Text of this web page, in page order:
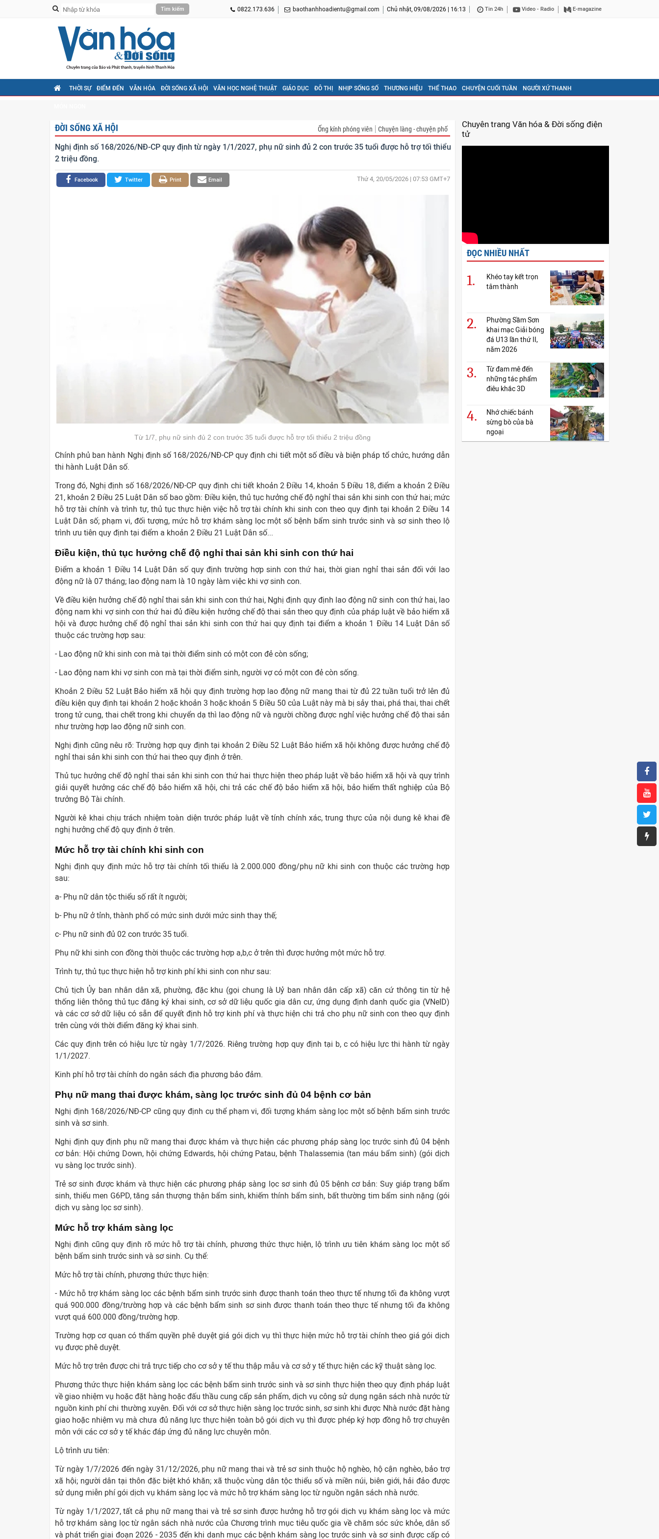
0822.173.636 baothanhhoadientu@gmail.com Chủ nhật, 09/08/2026 | 16:13 Tin 24h Video - Radio E-magazine
THỜI SỰ ĐIỂM ĐẾN VĂN HÓA ĐỜI SỐNG XÃ HỘI VĂN HỌC NGHỆ THUẬT GIÁO DỤC ĐÔ THỊ NHỊP SỐNG SỐ THƯƠNG HIỆU THỂ THAO CHUYỆN CUỐI TUẦN NGƯỜI XỨ THANH
ĐỜI SỐNG XÃ HỘI Ống kính phóng viên Chuyện làng - chuyện phố
Nghị định số 168/2026/NĐ-CP quy định từ ngày 1/1/2027, phụ nữ sinh đủ 2 con trước 35 tuổi được hỗ trợ tối thiểu
2 triệu đồng.
Email
Print
Twitter
Facebook Thứ 4, 20/05/2026 | 07:53 GMT+7
Từ 1/7, phụ nữ sinh đủ 2 con trước 35 tuổi được hỗ trợ tối thiểu 2 triệu đồng
Chính phủ ban hành Nghị định số 168/2026/NĐ-CP quy định chi tiết một số điều và biện pháp tổ chức, hướng dẫn
thi hành Luật Dân số.
Trong đó, Nghị định số 168/2026/NĐ-CP quy định chi tiết khoản 2 Điều 14, khoản 5 Điều 18, điểm a khoản 2 Điều
21, khoản 2 Điều 25 Luật Dân số bao gồm: Điều kiện, thủ tục hưởng chế độ nghỉ thai sản khi sinh con thứ hai; mức
hỗ trợ tài chính và trình tự, thủ tục thực hiện việc hỗ trợ tài chính khi sinh con theo quy định tại khoản 2 Điều 14
Luật Dân số; phạm vi, đối tượng, mức hỗ trợ khám sàng lọc một số bệnh bẩm sinh trước sinh và sơ sinh theo lộ
trình ưu tiên quy định tại điểm a khoản 2 Điều 21 Luật Dân số...
Điều kiện, thủ tục hưởng chế độ nghỉ thai sản khi sinh con thứ hai
Điểm a khoản 1 Điều 14 Luật Dân số quy định trường hợp sinh con thứ hai, thời gian nghỉ thai sản đối với lao
động nữ là 07 tháng; lao động nam là 10 ngày làm việc khi vợ sinh con.
Về điều kiện hưởng chế độ nghỉ thai sản khi sinh con thứ hai, Nghị định quy định lao động nữ sinh con thứ hai, lao
động nam khi vợ sinh con thứ hai đủ điều kiện hưởng chế độ thai sản theo quy định của pháp luật về bảo hiểm xã
hội và được hưởng chế độ nghỉ thai sản khi sinh con thứ hai quy định tại điểm a khoản 1 Điều 14 Luật Dân số
thuộc các trường hợp sau:
- Lao động nữ khi sinh con mà tại thời điểm sinh có một con đẻ còn sống;
- Lao động nam khi vợ sinh con mà tại thời điểm sinh, người vợ có một con đẻ còn sống.
Khoản 2 Điều 52 Luật Bảo hiểm xã hội quy định trường hợp lao động nữ mang thai từ đủ 22 tuần tuổi trở lên đủ
điều kiện quy định tại khoản 2 hoặc khoản 3 hoặc khoản 5 Điều 50 của Luật này mà bị sảy thai, phá thai, thai chết
trong tử cung, thai chết trong khi chuyển dạ thì lao động nữ và người chồng được nghỉ việc hưởng chế độ thai sản
như trường hợp lao động nữ sinh con.
Nghị định cũng nêu rõ: Trường hợp quy định tại khoản 2 Điều 52 Luật Bảo hiểm xã hội không được hưởng chế độ
nghỉ thai sản khi sinh con thứ hai theo quy định ở trên.
Thủ tục hưởng chế độ nghỉ thai sản khi sinh con thứ hai thực hiện theo pháp luật về bảo hiểm xã hội và quy trình
giải quyết hưởng các chế độ bảo hiểm xã hội, chi trả các chế độ bảo hiểm xã hội, bảo hiểm thất nghiệp của Bộ
trưởng Bộ Tài chính.
Người kê khai chịu trách nhiệm toàn diện trước pháp luật về tính chính xác, trung thực của nội dung kê khai đề
nghị hưởng chế độ quy định ở trên.
Mức hỗ trợ tài chính khi sinh con
Nghị định quy định mức hỗ trợ tài chính tối thiểu là 2.000.000 đồng/phụ nữ khi sinh con thuộc các trường hợp
sau:
a- Phụ nữ dân tộc thiểu số rất ít người;
b- Phụ nữ ở tỉnh, thành phố có mức sinh dưới mức sinh thay thế;
c- Phụ nữ sinh đủ 02 con trước 35 tuổi.
Phụ nữ khi sinh con đồng thời thuộc các trường hợp a,b,c ở trên thì được hưởng một mức hỗ trợ.
Trình tự, thủ tục thực hiện hỗ trợ kinh phí khi sinh con như sau:
Chủ tịch Ủy ban nhân dân xã, phường, đặc khu (gọi chung là Uỷ ban nhân dân cấp xã) căn cứ thông tin từ hệ
thống liên thông thủ tục đăng ký khai sinh, cơ sở dữ liệu quốc gia dân cư, ứng dụng định danh quốc gia (VNeID)
và các cơ sở dữ liệu có sẵn để quyết định hỗ trợ kinh phí và thực hiện chi trả cho phụ nữ sinh con theo quy định
trên cùng với thời điểm đăng ký khai sinh.
Các quy định trên có hiệu lực từ ngày 1/7/2026. Riêng trường hợp quy định tại b, c có hiệu lực thi hành từ ngày
1/1/2027.
Kinh phí hỗ trợ tài chính do ngân sách địa phương bảo đảm.
Phụ nữ mang thai được khám, sàng lọc trước sinh đủ 04 bệnh cơ bản
Nghị định 168/2026/NĐ-CP cũng quy định cụ thể phạm vi, đối tượng khám sàng lọc một số bệnh bẩm sinh trước
sinh và sơ sinh.
Nghị định quy định phụ nữ mang thai được khám và thực hiện các phương pháp sàng lọc trước sinh đủ 04 bệnh
cơ bản: Hội chứng Down, hội chứng Edwards, hội chứng Patau, bệnh Thalassemia (tan máu bẩm sinh) (gói dịch
vụ sàng lọc trước sinh).
Trẻ sơ sinh được khám và thực hiện các phương pháp sàng lọc sơ sinh đủ 05 bệnh cơ bản: Suy giáp trạng bẩm
sinh, thiếu men G6PD, tăng sản thượng thận bẩm sinh, khiếm thính bẩm sinh, bất thường tim bẩm sinh nặng (gói
dịch vụ sàng lọc sơ sinh).
Mức hỗ trợ khám sàng lọc
Nghị định cũng quy định rõ mức hỗ trợ tài chính, phương thức thực hiện, lộ trình ưu tiên khám sàng lọc một số
bệnh bẩm sinh trước sinh và sơ sinh. Cụ thể:
Mức hỗ trợ tài chính, phương thức thực hiện:
- Mức hỗ trợ khám sàng lọc các bệnh bẩm sinh trước sinh được thanh toán theo thực tế nhưng tối đa không vượt
quá 900.000 đồng/trường hợp và các bệnh bẩm sinh sơ sinh được thanh toán theo thực tế nhưng tối đa không
vượt quá 600.000 đồng/trường hợp.
Trường hợp cơ quan có thẩm quyền phê duyệt giá gói dịch vụ thì thực hiện mức hỗ trợ tài chính theo giá gói dịch
vụ được phê duyệt.
Mức hỗ trợ trên được chi trả trực tiếp cho cơ sở y tế thu thập mẫu và cơ sở y tế thực hiện các kỹ thuật sàng lọc.
Phương thức thực hiện khám sàng lọc các bệnh bẩm sinh trước sinh và sơ sinh thực hiện theo quy định pháp luật
về giao nhiệm vụ hoặc đặt hàng hoặc đấu thầu cung cấp sản phẩm, dịch vụ công sử dụng ngân sách nhà nước từ
nguồn kinh phí chi thường xuyên. Đối với cơ sở thực hiện sàng lọc trước sinh, sơ sinh khi được Nhà nước đặt hàng
giao hoặc nhiệm vụ mà chưa đủ năng lực thực hiện toàn bộ gói dịch vụ thì được phép ký hợp đồng hỗ trợ chuyên
môn với các cơ sở y tế khác đáp ứng đủ năng lực chuyên môn.
Lộ trình ưu tiên:
Từ ngày 1/7/2026 đến ngày 31/12/2026, phụ nữ mang thai và trẻ sơ sinh thuộc hộ nghèo, hộ cận nghèo, bảo trợ
xã hội; người dân tại thôn đặc biệt khó khăn; xã thuộc vùng dân tộc thiểu số và miền núi, biên giới, hải đảo được
sử dụng miễn phí gói dịch vụ khám sàng lọc và mức hỗ trợ khám sàng lọc từ nguồn ngân sách nhà nước.
Từ ngày 1/1/2027, tất cả phụ nữ mang thai và trẻ sơ sinh được hưởng hỗ trợ gói dịch vụ khám sàng lọc và mức
hỗ trợ khám sàng lọc từ ngân sách nhà nước của Chương trình mục tiêu quốc gia về chăm sóc sức khỏe, dân số
và phát triển giai đoạn 2026 - 2035 đến khi danh mục các bệnh khám sàng lọc trước sinh và sơ sinh được cấp có
Chuyên trang Văn hóa & Đời sống điện
tử
ĐỌC NHIỀU NHẤT
1.
Khéo tay kết trọn
tâm thành
2.
Phường Sầm Sơn
khai mạc Giải bóng
đá U13 lần thứ II,
năm 2026
3.
Từ đam mê đến
những tác phẩm
điêu khắc 3D
4.
Nhớ chiếc bánh
sừng bò của bà
ngoại